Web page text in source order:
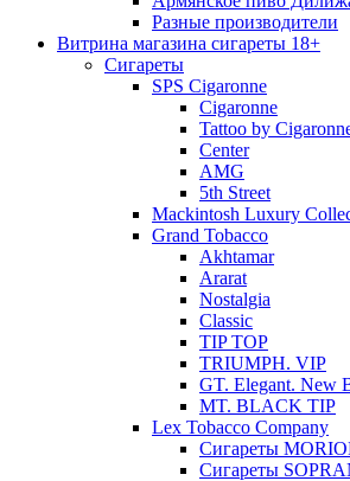
Разные производители
Витрина магазина сигареты 18+
Cигареты
SPS Cigaronne
Сigaronne
Tattoo by
Center
AMG
5th Street
Mackintosh Luxury
Grand Tobacco
Akhtamar
Ararat
Nostalgia
Classic
TIP TOP
TRIUMPH. VIP
GT. Elegant. New
MT. BLACK TIP
Lex Tobacco Company
Сигареты
Сигареты